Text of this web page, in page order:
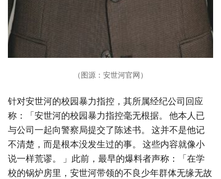
（图源：安世河官网）
针对安世河的校园暴力指控，其所属经纪公司回应
称：「安世河的校园暴力指控毫无根据。 他本人已
与公司一起向警察局提交了陈述书。 这并不是他记
不清楚，而是根本没发生过的事。 这些内容就像小
说一样荒谬。 」此前，最早的爆料者声称：「在学
校的锅炉房里，安世河带领的不良少年群体无缘无故